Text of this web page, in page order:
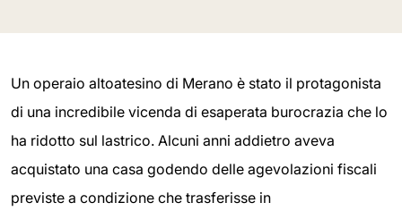
Un operaio altoatesino di Merano è stato il protagonista
di una incredibile vicenda di esaperata burocrazia che lo
ha ridotto sul lastrico. Alcuni anni addietro aveva
acquistato una casa godendo delle agevolazioni fiscali
previste a condizione che trasferisse in